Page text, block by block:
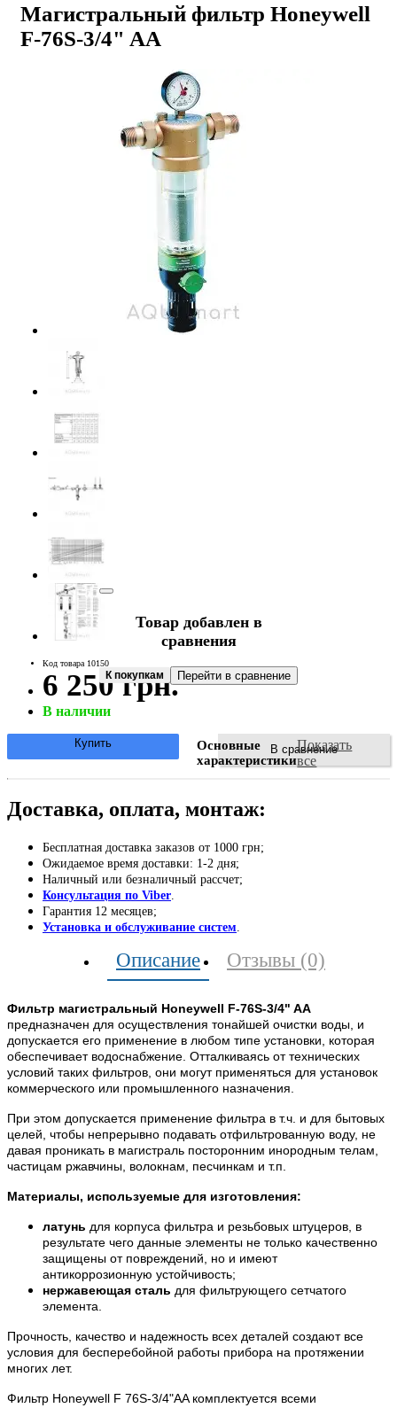
Магистральный фильтр Honeywell
F-76S-3/4" AA
Код товара 10150
6 250 грн.
В наличии
В сравнение
Купить
Основные
характеристики
Показать
все
Доставка, оплата, монтаж:
Бесплатная доставка заказов от 1000 грн;
Ожидаемое время доставки: 1-2 дня;
Наличный или безналичный рассчет;
Консультация по Viber
Гарантия 12 месяцев;
Установка и обслуживание систем
Описание Отзывы (0)
Фильтр магистральный Honeywell F-76S-3/4" AA
предназначен для осуществления тонайшей очистки воды, и
допускается его применение в любом типе установки, которая
обеспечивает водоснабжение. Отталкиваясь от технических
условий таких фильтров, они могут применяться для установок
коммерческого или промышленного назначения.
При этом допускается применение фильтра в т.ч. и для бытовых
целей, чтобы непрерывно подавать отфильтрованную воду, не
давая проникать в магистраль посторонним инородным телам,
частицам ржавчины, волокнам, песчинкам и т.п.
Материалы, используемые для изготовления:
латунь для корпуса фильтра и резьбовых штуцеров, в
результате чего данные элементы не только качественно
защищены от повреждений, но и имеют
антикоррозионную устойчивость;
нержавеющая сталь для фильтрующего сетчатого
элемента.
Прочность, качество и надежность всех деталей создают все
условия для бесперебойной работы прибора на протяжении
многих лет.
Фильтр Honeywell F 76S-3/4"AA комплектуется всеми
Товар добавлен в
сравнения
К покупкам Перейти в сравнение